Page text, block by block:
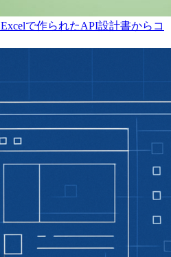
Excelで作られたAPI設計書からコ